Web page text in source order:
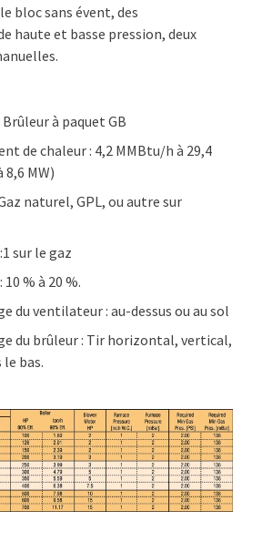
bloc sans évent, des
haute et basse pression, deux
à paquet GB
de chaleur : 4,2 MMBtu/h à 29,4
8,6 MW)
naturel, GPL, ou autre sur
sur le gaz
% à 20 %.
du ventilateur : au-dessus ou au sol
du brûleur : Tir horizontal, vertical,
bas.